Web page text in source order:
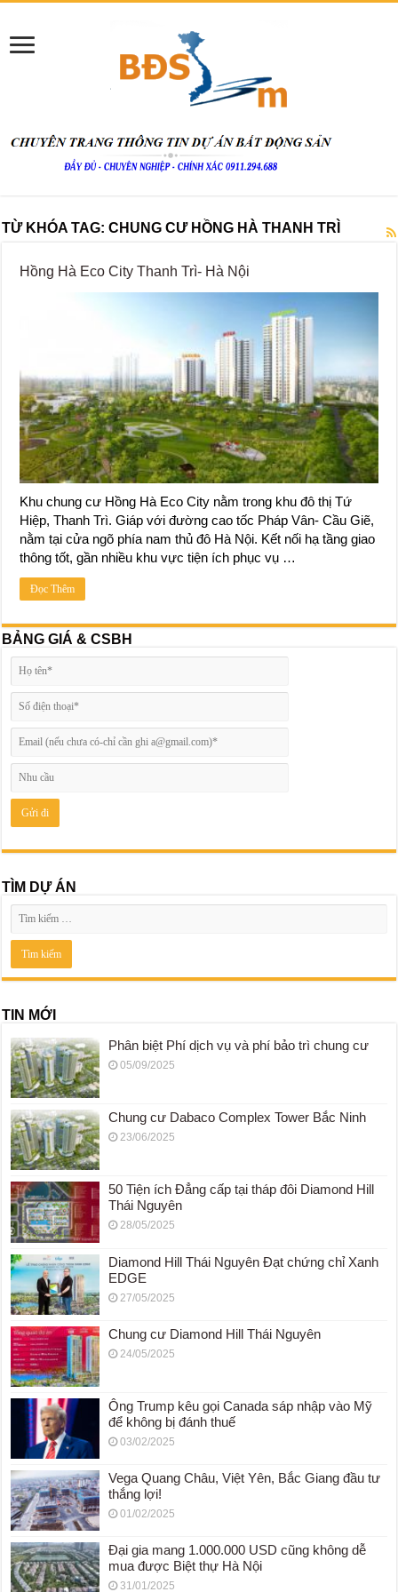
TỪ KHÓA TAG:CHUNG CƯ HỒNG HÀ THANH TRÌ
Hồng Hà Eco City Thanh Trì- Hà Nội
Khu chung cư Hồng Hà Eco City nằm trong khu đô thị Tứ
Hiệp, Thanh Trì. Giáp với đường cao tốc Pháp Vân- Cầu Giẽ,
nằm tại cửa ngõ phía nam thủ đô Hà Nội. Kết nối hạ tầng giao
thông tốt, gần nhiều khu vực tiện ích phục vụ …
Đọc Thêm
BẢNG GIÁ & CSBH
TÌM DỰ ÁN
TIN MỚI
Phân biệt Phí dịch vụ và phí bảo trì chung cư
05/09/2025
Chung cư Dabaco Complex Tower Bắc Ninh
23/06/2025
50 Tiện ích Đẳng cấp tại tháp đôi Diamond Hill
Thái Nguyên
28/05/2025
Diamond Hill Thái Nguyên Đạt chứng chỉ Xanh
EDGE
27/05/2025
Chung cư Diamond Hill Thái Nguyên
24/05/2025
Ông Trump kêu gọi Canada sáp nhập vào Mỹ
để không bị đánh thuế
03/02/2025
Vega Quang Châu, Việt Yên, Bắc Giang đầu tư
thắng lợi!
01/02/2025
Đại gia mang 1.000.000 USD cũng không dễ
mua được Biệt thự Hà Nội
31/01/2025